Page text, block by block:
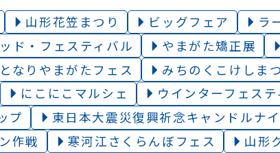
山形花笠まつり ビッグフェア
ラ
ド・フェスティバル やまがた矯正展
なりやまがたフェス みちのくこけしま
にこにこマルシェ ウインターフェス
プ
東日本大震災復興祈念キャンドルナ
作戦 寒河江さくらんぼフェス 山形